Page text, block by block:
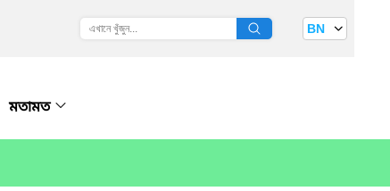
BN
মতামত